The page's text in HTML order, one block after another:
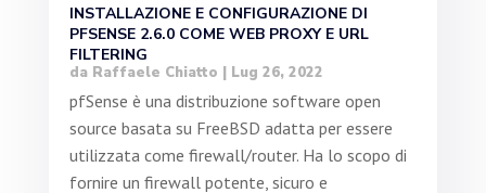
INSTALLAZIONE E CONFIGURAZIONE DI
PFSENSE 2.6.0 COME WEB PROXY E URL
FILTERING
da Raffaele Chiatto | Lug 26, 2022
pfSense è una distribuzione software open
source basata su FreeBSD adatta per essere
utilizzata come firewall/router. Ha lo scopo di
fornire un firewall potente, sicuro e